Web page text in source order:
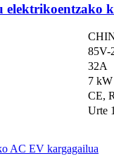
elektrikoentzako
85V-
32A
7 kW
CE,
Urte 1